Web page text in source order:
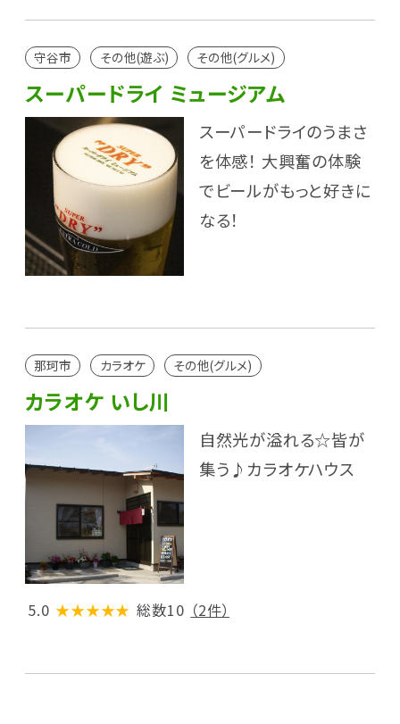
守谷市 その他(遊ぶ) その他(グルメ)
スーパードライ ミュージアム
スーパードライのうまさ
を体感！ 大興奮の体験
でビールがもっと好きに
なる！
那珂市 カラオケ その他(グルメ)
カラオケ いし川
自然光が溢れる☆皆が
集う♪カラオケハウス
5.0 ★★★★★ 総数10 （2件）